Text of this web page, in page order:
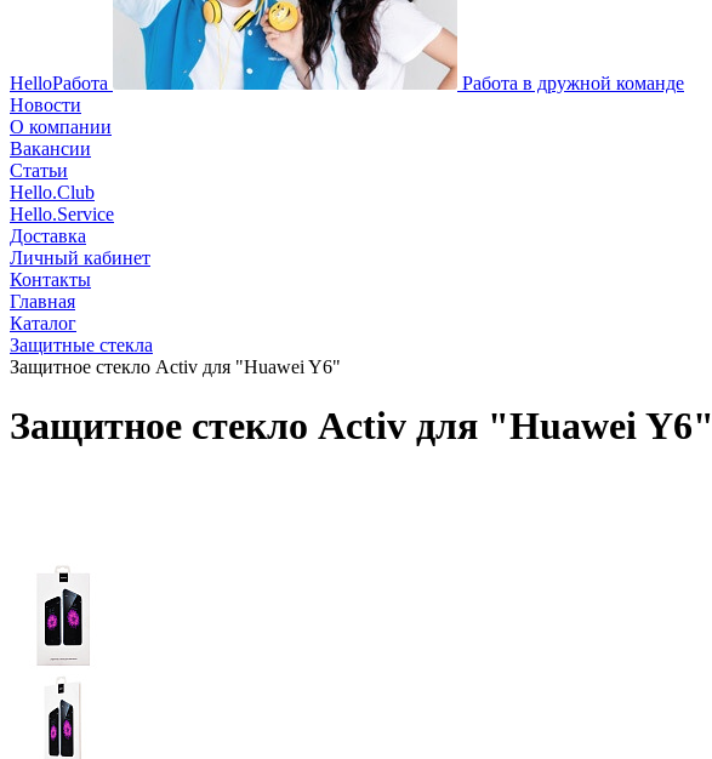
HelloРабота
Работа в дружной команде
Новости
О компании
Вакансии
Статьи
Hello.Club
Hello.Service
Доставка
Личный кабинет
Контакты
Главная
Каталог
Защитные стекла
Защитное стекло Activ для "Huawei Y6"
Защитное стекло Activ для "Huawei Y6"